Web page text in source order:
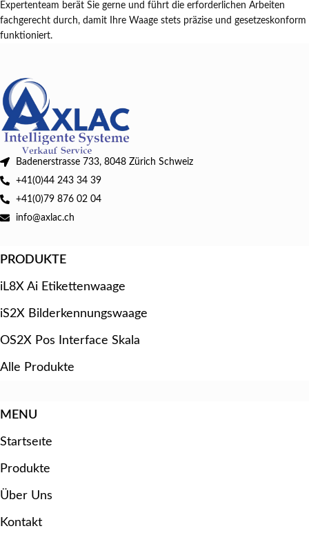
Expertenteam berät Sie gerne und führt die erforderlichen Arbeiten
fachgerecht durch, damit Ihre Waage stets präzise und gesetzeskonform
funktioniert.
Badenerstrasse 733, 8048 Zürich Schweiz
+41(0)44 243 34 39
+41(0)79 876 02 04
info@axlac.ch
PRODUKTE
iL8X Ai Etikettenwaage
iS2X Bilderkennungswaage
OS2X Pos Interface Skala
Alle Produkte
MENU
Startseıte
Produkte
Über Uns
Kontakt